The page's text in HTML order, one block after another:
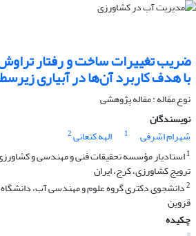
ضریب تغییرات ساخت و رفتار
با هدف کاربرد آن‌ها در آبیاری
نوع مقاله : مقاله پژوهشی
نویسندگان
شهرام اشرفی
1 الهه کنعانی2
1استادیار مؤسسه تحقیقات فنی و مهندسی و
ترویج کشاورزی، کرج، ایران
2دانشجوی دکتری گروه علوم و مهندسی آب، دانشگاه
قزوین
چکیده